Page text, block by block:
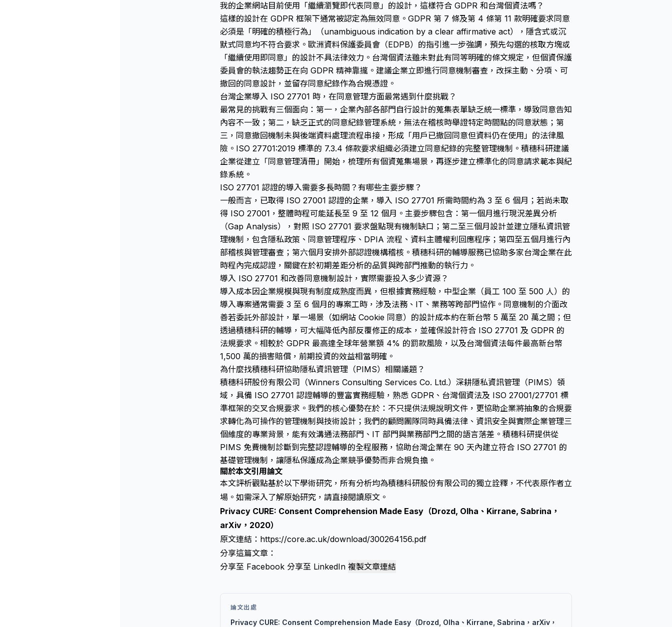
我的企業網站目前使用「繼續瀏覽即代表同意」的設計，這樣符合 GDPR 和台灣個資法嗎？
這樣的設計在 GDPR 框架下通常被認定為無效同意。GDPR 第 7 條及第 4 條第 11 款明確要求同意
必須是「明確的積極行為」（unambiguous indication by a clear affirmative act），隱含式或沉
默式同意均不符合要求。歐洲資料保護委員會（EDPB）的指引進一步強調，預先勾選的核取方塊或
「繼續使用即同意」的設計不具法律效力。台灣個資法雖未對此有同等明確的條文規定，但個資保護
委員會的執法趨勢正在向 GDPR 精神靠攏。建議企業立即進行同意機制審查，改採主動、分項、可
撤回的同意設計，並留存同意紀錄作為合規憑證。
台灣企業導入 ISO 27701 時，在同意管理方面最常遇到什麼挑戰？
最常見的挑戰有三個面向：第一，企業內部各部門自行設計的蒐集表單缺乏統一標準，導致同意告知
內容不一致；第二，缺乏正式的同意紀錄管理系統，無法在稽核時舉證特定時間點的同意狀態；第
三，同意撤回機制未與後端資料處理流程串接，形成「用戶已撤回同意但資料仍在使用」的法律風
險。ISO 27701:2019 標準的 7.3.4 條款要求組織必須建立同意紀錄的完整管理機制。積穗科研建議
企業從建立「同意管理清冊」開始，梳理所有個資蒐集場景，再逐步建立標準化的同意請求範本與紀
錄系統。
ISO 27701 認證的導入需要多長時間？有哪些主要步驟？
一般而言，已取得 ISO 27001 認證的企業，導入 ISO 27701 所需時間約為 3 至 6 個月；若尚未取
得 ISO 27001，整體時程可能延長至 9 至 12 個月。主要步驟包含：第一個月進行現況差異分析
（Gap Analysis），對照 ISO 27701 要求盤點現有機制缺口；第二至三個月設計並建立隱私資訊管
理機制，包含隱私政策、同意管理程序、DPIA 流程、資料主體權利回應程序；第四至五個月進行內
部稽核與管理審查；第六個月安排外部認證機構稽核。積穗科研的輔導服務已協助多家台灣企業在此
時程內完成認證，關鍵在於初期差距分析的品質與跨部門推動的執行力。
導入 ISO 27701 和改善同意機制設計，實際需要投入多少資源？
導入成本因企業規模與現有制度成熟度而異，但根據實務經驗，中型企業（員工 100 至 500 人）的
導入專案通常需要 3 至 6 個月的專案工時，涉及法務、IT、業務等跨部門協作。同意機制的介面改
善若委託外部設計，單一場景（如網站 Cookie 同意）的設計成本約在新台幣 5 萬至 20 萬之間；但
透過積穗科研的輔導，可大幅降低內部反覆修正的成本，並確保設計符合 ISO 27701 及 GDPR 的
法規要求。相較於 GDPR 最高達全球年營業額 4% 的罰款風險，以及台灣個資法每件最高新台幣
1,500 萬的損害賠償，前期投資的效益相當明確。
為什麼找積穗科研協助隱私資訊管理（PIMS）相關議題？
積穗科研股份有限公司（Winners Consulting Services Co. Ltd.）深耕隱私資訊管理（PIMS）領
域，具備 ISO 27701 認證輔導的豐富實務經驗，熟悉 GDPR、台灣個資法及 ISO 27001/27701 標
準框架的交叉合規要求。我們的核心優勢在於：不只提供法規說明文件，更協助企業將抽象的合規要
求轉化為可操作的管理機制與技術設計；我們的顧問團隊同時具備法律、資訊安全與實際企業管理三
個維度的專業背景，能有效溝通法務部門、IT 部門與業務部門之間的語言落差。積穗科研提供從
PIMS 免費機制診斷到完整認證輔導的全程服務，協助台灣企業在 90 天內建立符合 ISO 27701 的
基礎管理機制，讓隱私保護成為企業競爭優勢而非合規負擔。
關於本文引用論文
本文評析觀點基於以下學術研究，所有分析均為積穗科研股份有限公司的獨立詮釋，不代表原作者立
場。如需深入了解原始研究，請直接閱讀原文。
Privacy CURE: Consent Comprehension Made Easy（Drozd, Olha、Kirrane, Sabrina，
arXiv，2020）
原文連結： https://core.ac.uk/download/300264156.pdf
分享這篇文章：
分享至 Facebook 分享至 LinkedIn 複製文章連結
論文出處
Privacy CURE: Consent Comprehension Made Easy（Drozd, Olha、Kirrane, Sabrina，arXiv，